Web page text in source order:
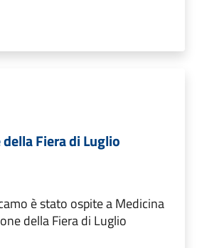
Fiera di Luglio
è stato ospite a Medicina
della Fiera di Luglio